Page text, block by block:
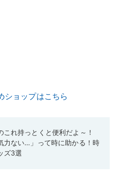
ショップはこちら
これ持っとくと便利だよ～！
力ない…」って時に助かる！時
ズ3選